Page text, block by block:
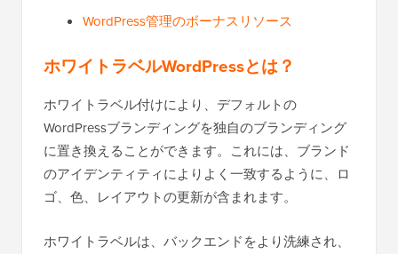
WordPress管理のボーナスリソース
ホワイトラベルWordPressとは？
ホワイトラベル付けにより、デフォルトの
WordPressブランディングを独自のブランディング
に置き換えることができます。これには、ブランド
のアイデンティティによりよく一致するように、ロ
ゴ、色、レイアウトの更新が含まれます。
ホワイトラベルは、バックエンドをより洗練され、